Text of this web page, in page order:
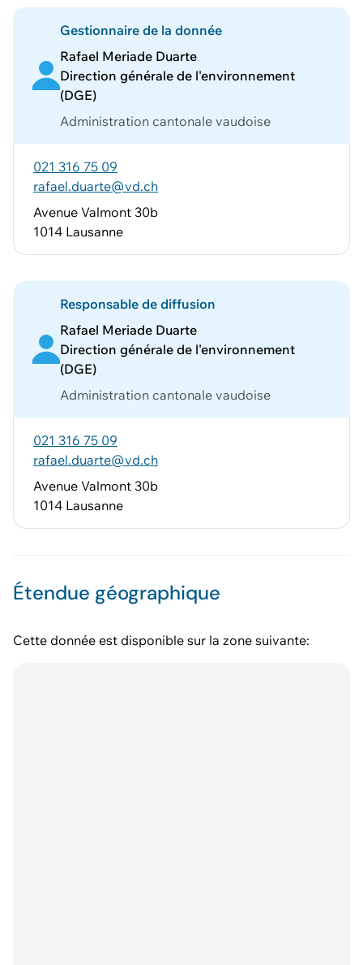
Gestionnaire de la donnée
Rafael Meriade Duarte
Direction générale de l'environnement
(DGE)
Administration cantonale vaudoise
021 316 75 09
rafael.duarte@vd.ch
Avenue Valmont 30b
1014 Lausanne
Responsable de diffusion
Rafael Meriade Duarte
Direction générale de l'environnement
(DGE)
Administration cantonale vaudoise
021 316 75 09
rafael.duarte@vd.ch
Avenue Valmont 30b
1014 Lausanne
Étendue géographique
Cette donnée est disponible sur la zone suivante: